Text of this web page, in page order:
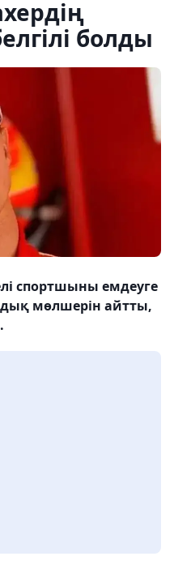
болды
спортшыны емдеуге
мөлшерін айтты,